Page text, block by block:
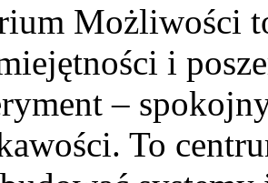
Możliwości
i
–
To